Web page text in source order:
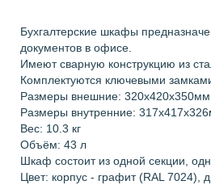
Бухгалтерские шкафы
документов в офисе.
Имеют сварную конструкцию из
Комплектуются ключевыми
Размеры внешние: 320x420x350мм
Размеры внутренние:
Вес: 10.3 кг
Объём: 43 л
Шкаф состоит из одной секции,
Цвет: корпус - графит (RAL 7024),